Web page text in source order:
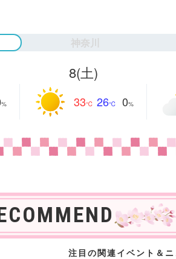
神奈川
8(土)
33 26 0
注目の関連イベント＆ニ